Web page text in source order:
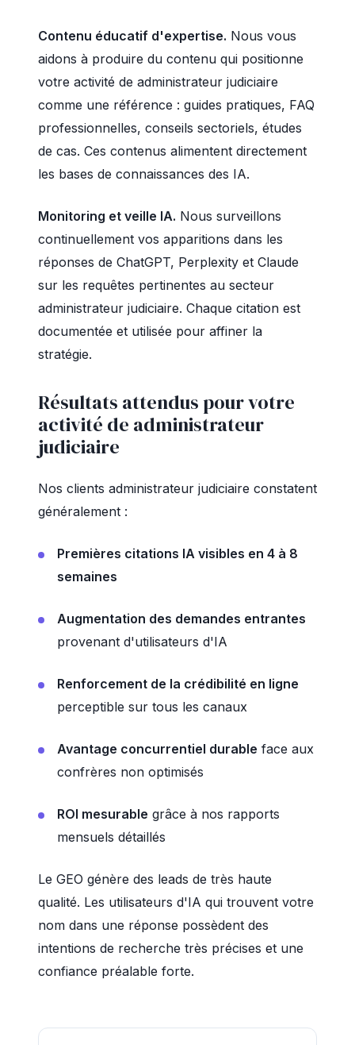
Contenu éducatif d'expertise. Nous vous
aidons à produire du contenu qui positionne
votre activité de administrateur judiciaire
comme une référence : guides pratiques, FAQ
professionnelles, conseils sectoriels, études
de cas. Ces contenus alimentent directement
les bases de connaissances des IA.
Monitoring et veille IA. Nous surveillons
continuellement vos apparitions dans les
réponses de ChatGPT, Perplexity et Claude
sur les requêtes pertinentes au secteur
administrateur judiciaire. Chaque citation est
documentée et utilisée pour affiner la
stratégie.
Résultats attendus pour votre
activité de administrateur
judiciaire
Nos clients administrateur judiciaire constatent
généralement :
Premières citations IA visibles en 4 à 8
semaines
Augmentation des demandes entrantes
provenant d'utilisateurs d'IA
Renforcement de la crédibilité en ligne
perceptible sur tous les canaux
Avantage concurrentiel durable face aux
confrères non optimisés
ROI mesurable grâce à nos rapports
mensuels détaillés
Le GEO génère des leads de très haute
qualité. Les utilisateurs d'IA qui trouvent votre
nom dans une réponse possèdent des
intentions de recherche très précises et une
confiance préalable forte.